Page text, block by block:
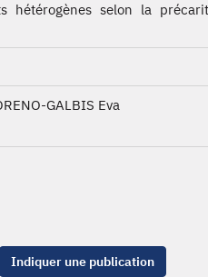
hétérogènes selon la
GALBIS Eva
Indiquer une publication